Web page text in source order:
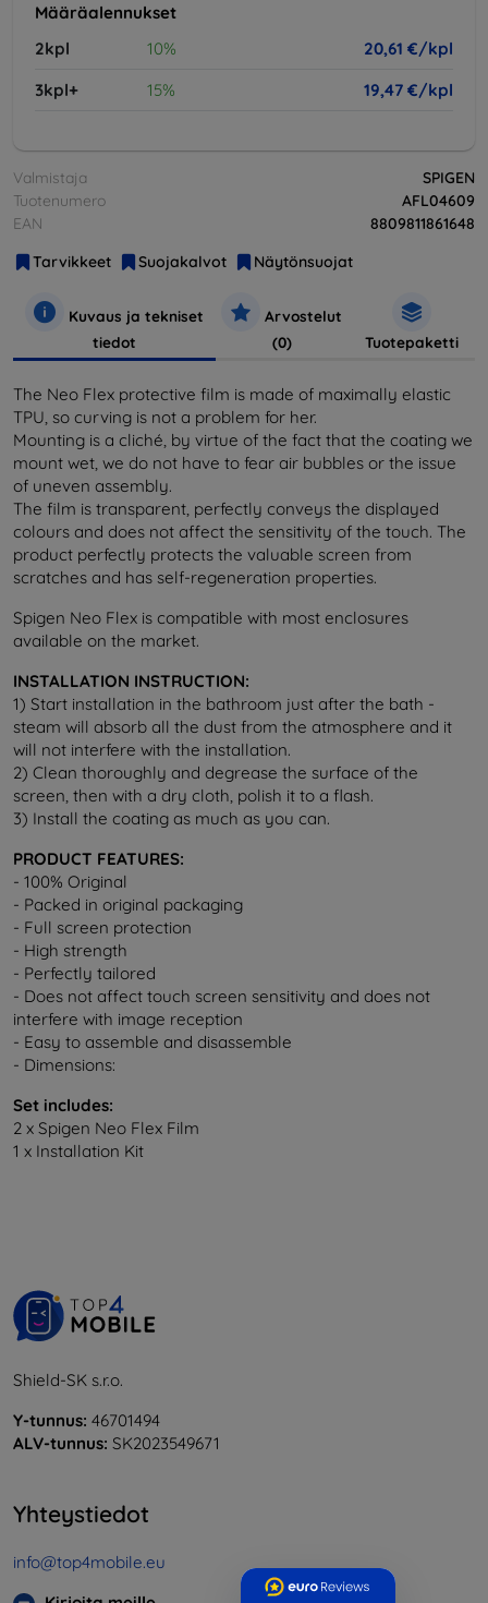
Määräalennukset
2kpl
10%
20,61 €/kpl
3kpl+
15% 19,47 €/kpl
Valmistaja
SPIGEN
Tuotenumero
AFL04609
EAN
8809811861648
Tarvikkeet
Suojakalvot Näytönsuojat
Kuvaus ja tekniset
tiedot
Arvostelut
(0)
Tuotepaketti
The Neo Flex protective film is made of maximally elastic
TPU, so curving is not a problem for her.
Mounting is a cliché, by virtue of the fact that the coating we
mount wet, we do not have to fear air bubbles or the issue
of uneven assembly.
The film is transparent, perfectly conveys the displayed
colours and does not affect the sensitivity of the touch. The
product perfectly protects the valuable screen from
scratches and has self-regeneration properties.
Spigen Neo Flex is compatible with most enclosures
available on the market.
INSTALLATION INSTRUCTION:
1) Start installation in the bathroom just after the bath -
steam will absorb all the dust from the atmosphere and it
will not interfere with the installation.
2) Clean thoroughly and degrease the surface of the
screen, then with a dry cloth, polish it to a flash.
3) Install the coating as much as you can.
PRODUCT FEATURES:
- 100% Original
- Packed in original packaging
- Full screen protection
- High strength
- Perfectly tailored
- Does not affect touch screen sensitivity and does not
interfere with image reception
- Easy to assemble and disassemble
- Dimensions:
Set includes:
2 x Spigen Neo Flex Film
1 x Installation Kit
Shield-SK s.r.o.
Y-tunnus: 46701494
ALV-tunnus: SK2023549671
Yhteystiedot
info@top4mobile.eu